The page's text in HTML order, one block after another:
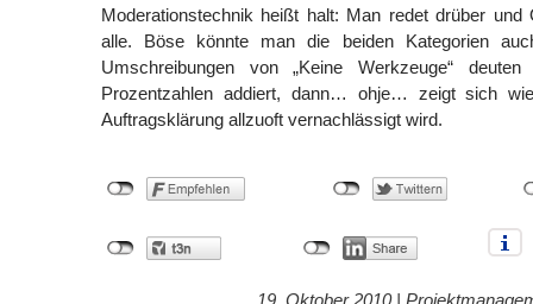
Moderationstechnik heißt halt: Man redet drüber und
alle. Böse könnte man die beiden Kategorien
Umschreibungen von „Keine Werkzeuge“
Prozentzahlen addiert, dann… ohje… zeigt sich
Auftragsklärung allzuoft vernachlässigt wird.
19. Oktober 2010 |